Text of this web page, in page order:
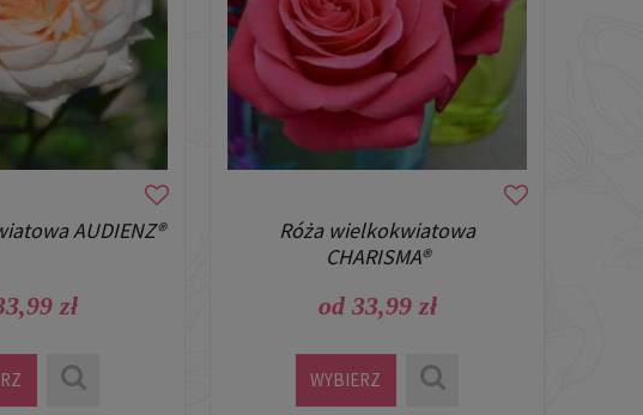
AUDIENZ®
zł
Róża wielkokwiatowa
CHARISMA®
od 33,99 zł
WYBIERZ